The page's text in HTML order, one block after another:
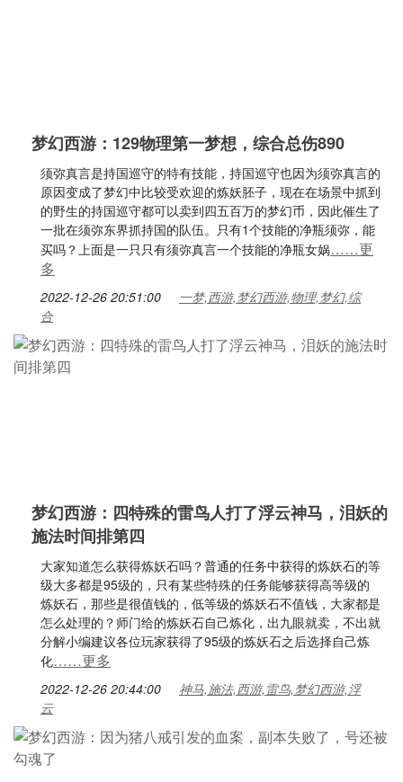
梦幻西游：129物理第一梦想，综合总伤890
须弥真言是持国巡守的特有技能，持国巡守也因为须弥真言的
原因变成了梦幻中比较受欢迎的炼妖胚子，现在在场景中抓到
的野生的持国巡守都可以卖到四五百万的梦幻币，因此催生了
一批在须弥东界抓持国的队伍。只有1个技能的净瓶须弥，能
买吗？上面是一只只有须弥真言一个技能的净瓶女娲……更
多
2022-12-26 20:51:00
一梦,西游,梦幻西游,物理,梦幻,综
合
梦幻西游：四特殊的雷鸟人打了浮云神马，泪妖的
施法时间排第四
大家知道怎么获得炼妖石吗？普通的任务中获得的炼妖石的等
级大多都是95级的，只有某些特殊的任务能够获得高等级的
炼妖石，那些是很值钱的，低等级的炼妖石不值钱，大家都是
怎么处理的？师门给的炼妖石自己炼化，出九眼就卖，不出就
分解小编建议各位玩家获得了95级的炼妖石之后选择自己炼
化……更多
2022-12-26 20:44:00
神马,施法,西游,雷鸟,梦幻西游,浮
云